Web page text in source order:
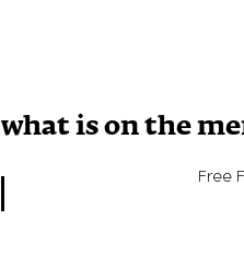
what is on the
Free